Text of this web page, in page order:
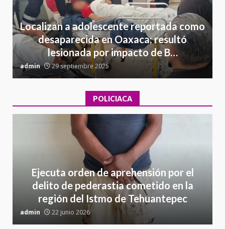
Localizan a adolescente reportada como
desaparecida en Oaxaca; resultó
lesionada por impacto de B…
admin 29 septiembre 2025
POLICIACA
Ejecuta orden de aprehensión por el
delito de pederastia cometido en la
región del Istmo de Tehuantepec
admin 22 junio 2026